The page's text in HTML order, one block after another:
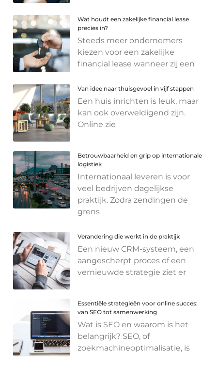
Wat houdt een zakelijke financial lease
precies in?
Steeds meer ondernemers
kiezen voor een zakelijke
financial lease wanneer zij een
Van idee naar thuisgevoel in vijf stappen
Een huis inrichten is leuk, maar
kan ook overweldigend zijn.
Online zie
Betrouwbaarheid en grip op internationale
logistiek
Internationaal leveren is voor
veel bedrijven dagelijkse
praktijk. Zodra zendingen de
grens
Verandering die werkt in de praktijk
Een nieuw CRM-systeem, een
aangescherpt proces of een
vernieuwde strategie ziet er
Essentiële strategieën voor online succes:
van SEO tot samenwerking
Wat is SEO en waarom is het
belangrijk? SEO, of
zoekmachineoptimalisatie, is